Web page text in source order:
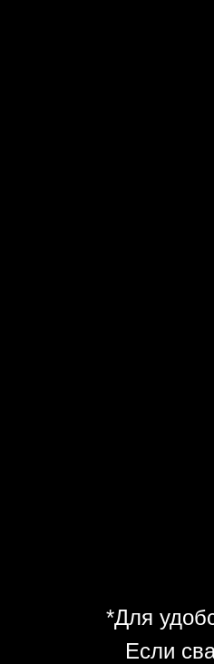
*Для
Если